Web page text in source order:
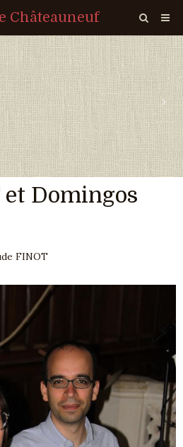
Châteauneuf
›
et Domingos
FINOT